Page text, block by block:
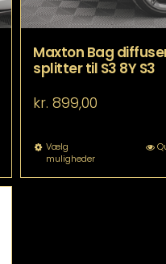
Maxton Bag
splitter til S3 8Y S3
kr. 899,00
Vælg
muligheder
Dette
har